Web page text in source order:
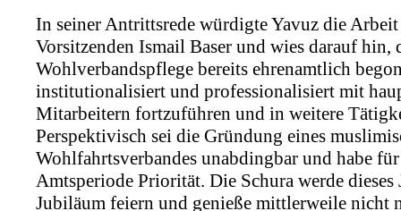
In seiner Antrittsrede würdigte Yavuz die
Vorsitzenden Ismail Baser und wies darauf hin,
Wohlverbandspflege bereits ehrenamtlich
institutionalisiert und professionalisiert mit
Mitarbeitern fortzuführen und in weitere
Perspektivisch sei die Gründung eines
Wohlfahrtsverbandes unabdingbar und habe
Amtsperiode Priorität. Die Schura werde
Jubiläum feiern und genieße mittlerweile nicht